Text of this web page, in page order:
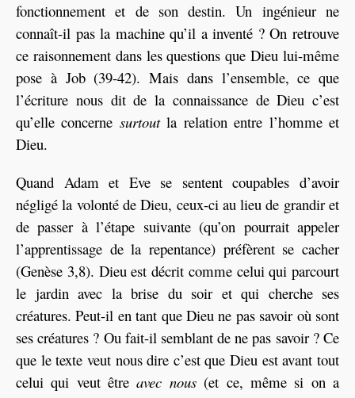
fonctionnement et de son destin. Un ingénieur ne
connaît-il pas la machine qu’il a inventé ? On retrouve
ce raisonnement dans les questions que Dieu lui-même
pose à Job (39-42). Mais dans l’ensemble, ce que
l’écriture nous dit de la connaissance de Dieu c’est
qu’elle concerne surtoutla relation entre l’homme et
Dieu.
Quand Adam et Eve se sentent coupables d’avoir
négligé la volonté de Dieu, ceux-ci au lieu de grandir et
de passer à l’étape suivante (qu’on pourrait appeler
l’apprentissage de la repentance) préfèrent se cacher
(Genèse 3,8). Dieu est décrit comme celui qui parcourt
le jardin avec la brise du soir et qui cherche ses
créatures. Peut-il en tant que Dieu ne pas savoir où sont
ses créatures ? Ou fait-il semblant de ne pas savoir ? Ce
que le texte veut nous dire c’est que Dieu est avant tout
celui qui veut êtreavec nous(et ce, même si on a